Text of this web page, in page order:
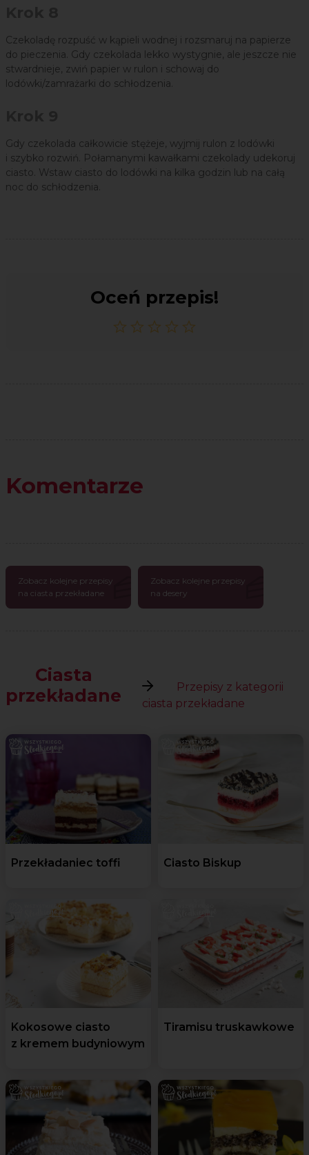
Czekoladę rozpuść w kąpieli wodnej i rozsmaruj na papierze
do pieczenia. Gdy czekolada lekko wystygnie, ale jeszcze nie
stwardnieje, zwiń papier w rulon i schowaj do
lodówki/zamrażarki do schłodzenia.
Gdy czekolada całkowicie stężeje, wyjmij rulon z lodówki
i szybko rozwiń. Połamanymi kawałkami czekolady udekoruj
ciasto. Wstaw ciasto do lodówki na kilka godzin lub na całą
noc do schłodzenia.
Oceń przepis!
Komentarze
Zobacz kolejne przepisy
na ciasta przekładane
Zobacz kolejne przepisy
na desery
Ciasta
przekładane
Przepisy z kategorii
ciasta przekładane
Przekładaniec toffi Ciasto Biskup
Kokosowe ciasto
z kremem budyniowym
Tiramisu truskawkowe